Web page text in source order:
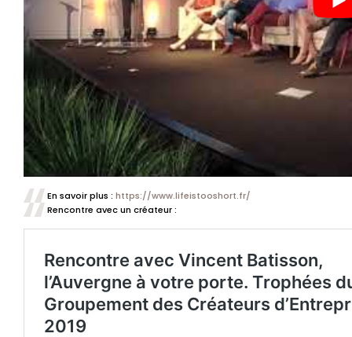
En savoir plus : https://www.lifeistooshort.fr/
Rencontre avec un créateur :